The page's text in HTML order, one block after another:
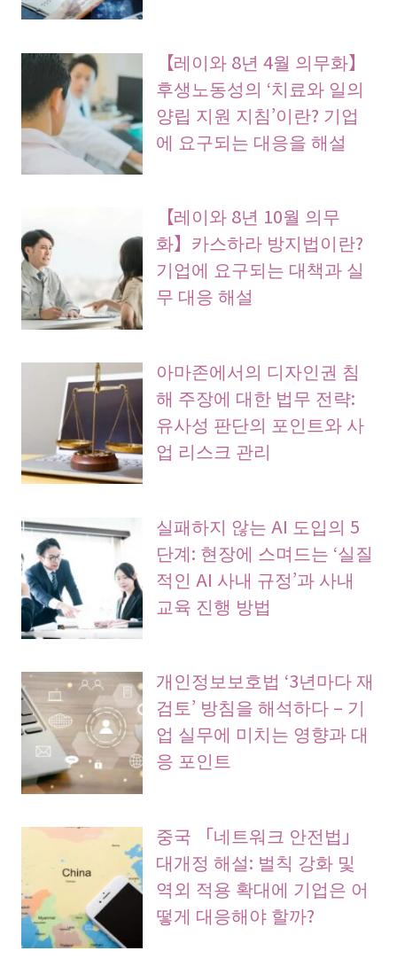
【레이와 8년 4월 의무화】
후생노동성의 ‘치료와 일의
양립 지원 지침’이란? 기업
에 요구되는 대응을 해설
【레이와 8년 10월 의무
화】카스하라 방지법이란?
기업에 요구되는 대책과 실
무 대응 해설
아마존에서의 디자인권 침
해 주장에 대한 법무 전략:
유사성 판단의 포인트와 사
업 리스크 관리
실패하지 않는 AI 도입의 5
단계: 현장에 스며드는 ‘실질
적인 AI 사내 규정’과 사내
교육 진행 방법
개인정보보호법 ‘3년마다 재
검토’ 방침을 해석하다 – 기
업 실무에 미치는 영향과 대
응 포인트
중국 「네트워크 안전법」
대개정 해설: 벌칙 강화 및
역외 적용 확대에 기업은 어
떻게 대응해야 할까?